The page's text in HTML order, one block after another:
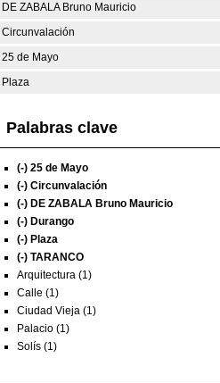
DE ZABALA Bruno Mauricio
Circunvalación
25 de Mayo
Plaza
Palabras clave
(-) 25 de Mayo
(-) Circunvalación
(-) DE ZABALA Bruno Mauricio
(-) Durango
(-) Plaza
(-) TARANCO
Arquitectura (1)
Calle (1)
Ciudad Vieja (1)
Palacio (1)
Solís (1)